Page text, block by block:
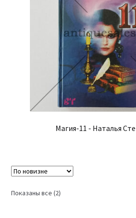
Магия-11 - Наталья
Показаны все (2)Сортировка: